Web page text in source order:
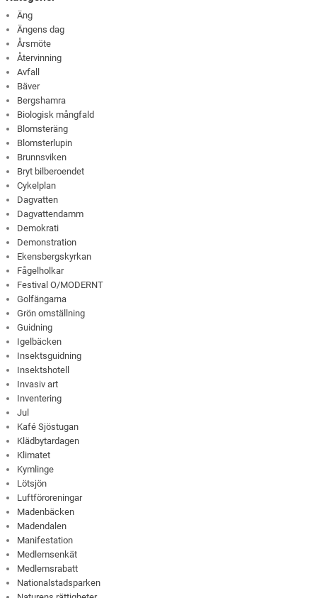
Äng
Ängens dag
Årsmöte
Återvinning
Avfall
Bäver
Bergshamra
Biologisk mångfald
Blomsteräng
Blomsterlupin
Brunnsviken
Bryt bilberoendet
Cykelplan
Dagvatten
Dagvattendamm
Demokrati
Demonstration
Ekensbergskyrkan
Fågelholkar
Festival O/MODERNT
Golfängarna
Grön omställning
Guidning
Igelbäcken
Insektsguidning
Insektshotell
Invasiv art
Inventering
Jul
Kafé Sjöstugan
Klädbytardagen
Klimatet
Kymlinge
Lötsjön
Luftföroreningar
Madenbäcken
Madendalen
Manifestation
Medlemsenkät
Medlemsrabatt
Nationalstadsparken